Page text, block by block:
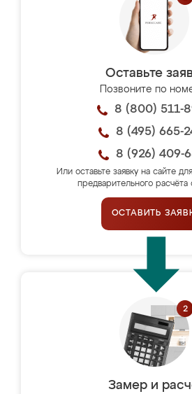
Оставьте
Позвоните по
8 (800) 511-
8 (495) 665-
8 (926) 409-
Или оставьте заявку на сайте
предварительного расчёта
ОСТАВИТЬ
Замер и